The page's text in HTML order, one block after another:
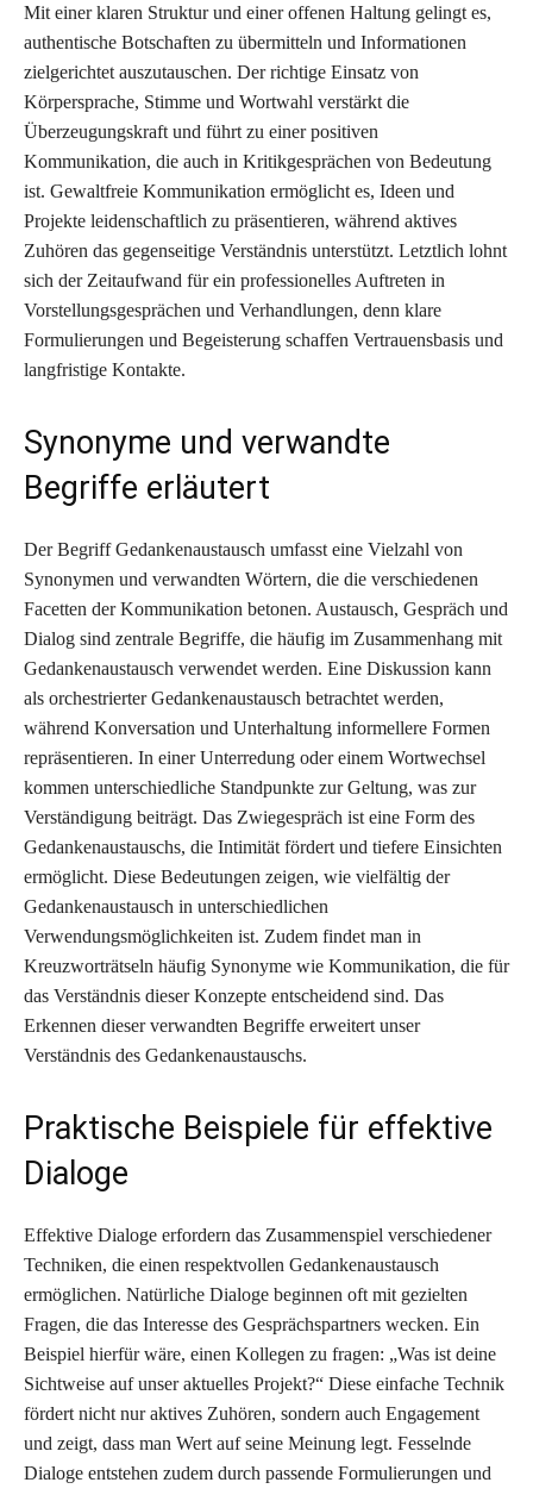
Mit einer klaren Struktur und einer offenen Haltung gelingt es,
authentische Botschaften zu übermitteln und Informationen
zielgerichtet auszutauschen. Der richtige Einsatz von
Körpersprache, Stimme und Wortwahl verstärkt die
Überzeugungskraft und führt zu einer positiven
Kommunikation, die auch in Kritikgesprächen von Bedeutung
ist. Gewaltfreie Kommunikation ermöglicht es, Ideen und
Projekte leidenschaftlich zu präsentieren, während aktives
Zuhören das gegenseitige Verständnis unterstützt. Letztlich lohnt
sich der Zeitaufwand für ein professionelles Auftreten in
Vorstellungsgesprächen und Verhandlungen, denn klare
Formulierungen und Begeisterung schaffen Vertrauensbasis und
langfristige Kontakte.
Synonyme und verwandte
Begriffe erläutert
Der Begriff Gedankenaustausch umfasst eine Vielzahl von
Synonymen und verwandten Wörtern, die die verschiedenen
Facetten der Kommunikation betonen. Austausch, Gespräch und
Dialog sind zentrale Begriffe, die häufig im Zusammenhang mit
Gedankenaustausch verwendet werden. Eine Diskussion kann
als orchestrierter Gedankenaustausch betrachtet werden,
während Konversation und Unterhaltung informellere Formen
repräsentieren. In einer Unterredung oder einem Wortwechsel
kommen unterschiedliche Standpunkte zur Geltung, was zur
Verständigung beiträgt. Das Zwiegespräch ist eine Form des
Gedankenaustauschs, die Intimität fördert und tiefere Einsichten
ermöglicht. Diese Bedeutungen zeigen, wie vielfältig der
Gedankenaustausch in unterschiedlichen
Verwendungsmöglichkeiten ist. Zudem findet man in
Kreuzworträtseln häufig Synonyme wie Kommunikation, die für
das Verständnis dieser Konzepte entscheidend sind. Das
Erkennen dieser verwandten Begriffe erweitert unser
Verständnis des Gedankenaustauschs.
Praktische Beispiele für effektive
Dialoge
Effektive Dialoge erfordern das Zusammenspiel verschiedener
Techniken, die einen respektvollen Gedankenaustausch
ermöglichen. Natürliche Dialoge beginnen oft mit gezielten
Fragen, die das Interesse des Gesprächspartners wecken. Ein
Beispiel hierfür wäre, einen Kollegen zu fragen: „Was ist deine
Sichtweise auf unser aktuelles Projekt?“ Diese einfache Technik
fördert nicht nur aktives Zuhören, sondern auch Engagement
und zeigt, dass man Wert auf seine Meinung legt. Fesselnde
Dialoge entstehen zudem durch passende Formulierungen und